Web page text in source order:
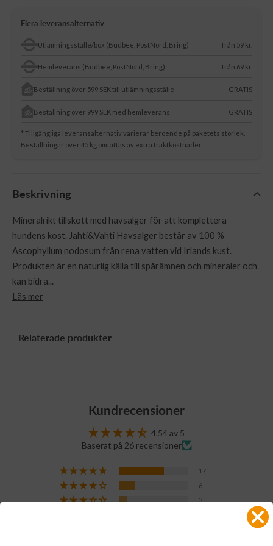
Flera leveransalternativ
Utlämningsställe/box (Budbee, PostNord, Bring) från 59 kr.
Hemleverans (Budbee, PostNord, Bring) från 69 kr.
Beställning över 599 SEK till utlämningsställe GRATIS
Beställning över 999 SEK med hemleverans GRATIS
* Tillgängliga leveransalternativ varierar beroende på paketets storlek.
Beställningar över 45 kg omfattas av extra fraktkostnader.
Beskrivning
Mineralrikt tillskott med havsalger för att komplettera
hundens kost. Jahti&Vahti Havsalger består av 100 %
Ascophyllum nodosum från rena vatten vid Irlands kust.
Produkten är en naturlig källa till spårämnen och mineraler och
kan bidra...
Läs mer
Relaterade produkter
Kundrecensioner
4.54 av 5
Baserat på 26 recensioner
17
6
3